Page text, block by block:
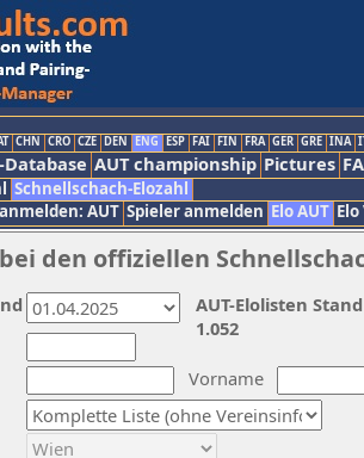
CHN CRO CZE DEN ENG ESP FAI FIN FRA GER GRE INA
AUT championship Pictures
Schnellschach-Elozahl
AUT Spieler anmelden Elo AUT
den offiziellen
Vorname
AUT-Elolisten
1.052